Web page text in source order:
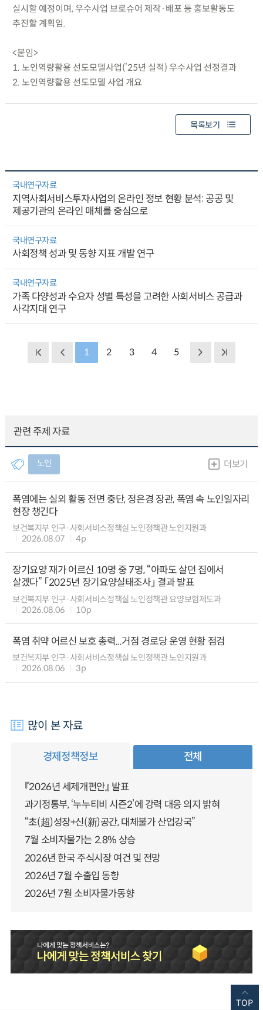
실시할 예정이며, 우수사업 브로슈어 제작·배포 등 홍보활동도
추진할 계획임.
<붙임>
1. 노인역량활용 선도모델사업(’25년 실적) 우수사업 선정결과
2. 노인역량활용 선도모델 사업 개요
목록보기
국내연구자료
지역사회서비스투자사업의 온라인 정보 현황 분석: 공공 및
제공기관의 온라인 매체를 중심으로
국내연구자료
사회정책 성과 및 동향 지표 개발 연구
국내연구자료
가족 다양성과 수요자 성별 특성을 고려한 사회서비스 공급과
사각지대 연구
1 2 3 4 5
관련 주제 자료
노인 더보기
폭염에는 실외 활동 전면 중단, 정은경 장관, 폭염 속 노인일자리
현장 챙긴다
보건복지부 인구·사회서비스정책실 노인정책관 노인지원과
2026.08.07
4p
장기요양 재가 어르신 10명 중 7명, “아파도 살던 집에서
살겠다” 「2025년 장기요양실태조사」 결과 발표
보건복지부 인구·사회서비스정책실 노인정책관 요양보험제도과
2026.08.06
10p
폭염 취약 어르신 보호 총력...거점 경로당 운영 현황 점검
보건복지부 인구·사회서비스정책실 노인정책관 노인지원과
2026.08.06
3p
많이 본 자료
경제정책정보 전체
『2026년 세제개편안』 발표
과기정통부, ‘누누티비 시즌2’에 강력 대응 의지 밝혀
“초(超)성장+신(新)공간, 대체불가 산업강국”
7월 소비자물가는 2.8% 상승
2026년 한국 주식시장 여건 및 전망
2026년 7월 수출입 동향
2026년 7월 소비자물가동향
TOP